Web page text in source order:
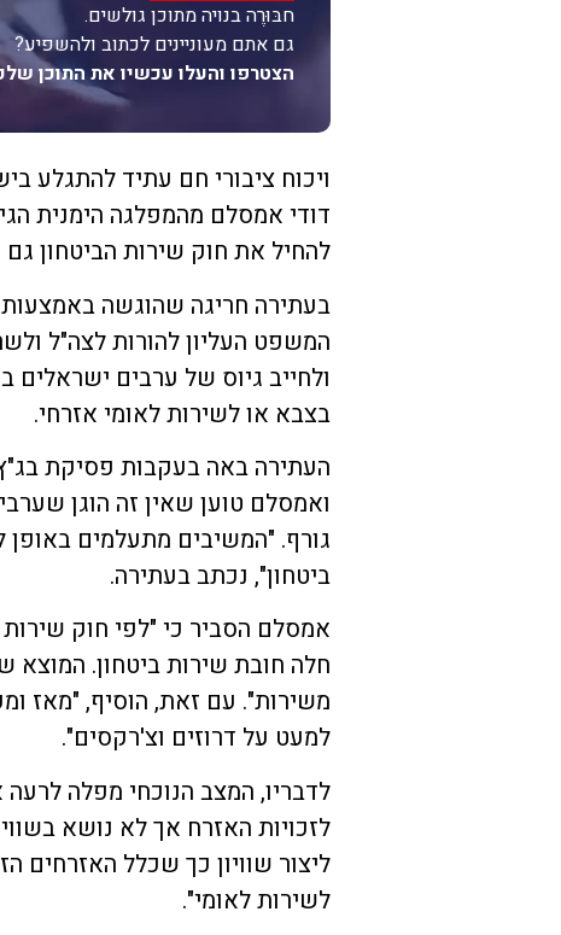
חבּוּרֶה בנויה מתוכן גולשים.
גם אתם מעוניינים לכתוב ולהשפיע?
הצטרפו והעלו עכשיו את התוכן
ויכוח ציבורי חם עתיד להתגלע
דודי אמסלם מהמפלגה הימנית
להחיל את חוק שירות הביטחון
בעתירה חריגה שהוגשה
המשפט העליון להורות לצה"ל
בצבא או לשירות לאומי אזרחי.
העתירה באה בעקבות פסיקת
ואמסלם טוען שאין זה הוגן
גורף. "המשיבים מתעלמים
ביטחון", נכתב בעתירה.
אמסלם הסביר כי "לפי חוק
חלה חובת שירות ביטחון. המוצא
משירות". עם זאת, הוסיף, "מאז
למעט על דרוזים וצ'רקסים".
לדבריו, המצב הנוכחי מפלה
לזכויות האזרח אך לא נושא
ליצור שוויון כך שכלל האזרחים
לשירות לאומי".